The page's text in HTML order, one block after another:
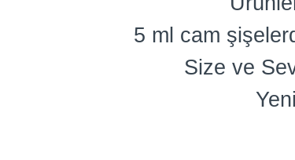
5 ml cam
Size ve